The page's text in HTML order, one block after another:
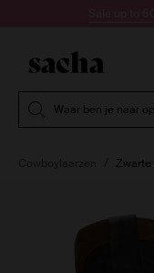
Waar ben je naar